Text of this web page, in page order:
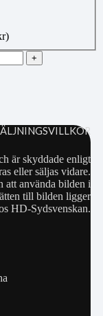
)
är skyddade enligt
eller säljas vidare.
att använda bilden i
till bilden ligger
HD-Sydsvenskan.